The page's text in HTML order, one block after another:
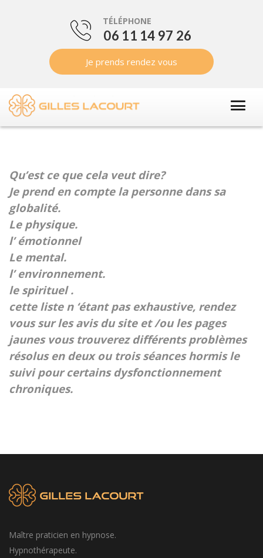
TÉLÉPHONE
06 11 14 97 26
Je prends rendez vous
Qu’est ce que cela veut dire?
Je prend en compte la personne dans sa
globalité.
Le physique.
l’ émotionnel
Le mental.
l’ environnement.
le spirituel .
cette liste n ‘étant pas exhaustive, rendez
vous sur les avis du site et /ou les pages
jaunes vous trouverez différents problèmes
résolus en deux ou trois séances hormis le
suivi pour certains dysfonctionnement
chroniques.
Maître praticien en hypnose.
Hypnothérapeute.